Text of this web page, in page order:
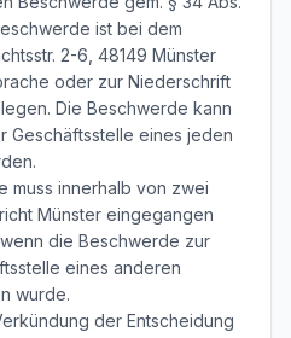
ist bei dem
2-6, 48149 Münster
oder zur Niederschrift
Die Beschwerde kann
Geschäftsstelle eines jeden
muss innerhalb von zwei
Münster eingegangen
die Beschwerde zur
eines anderen
wurde.
der Entscheidung